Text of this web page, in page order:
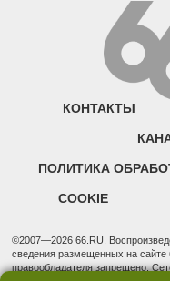
КОНТАКТЫ
ПОЛИТИКА
COOKIE
©2007—2026 66.RU.
сведения размещенных на сайте
правообладателя запрещено.